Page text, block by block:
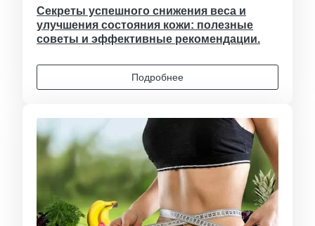
Секреты успешного снижения веса и
улучшения состояния кожи: полезные
советы и эффективные рекомендации.
Подробнее